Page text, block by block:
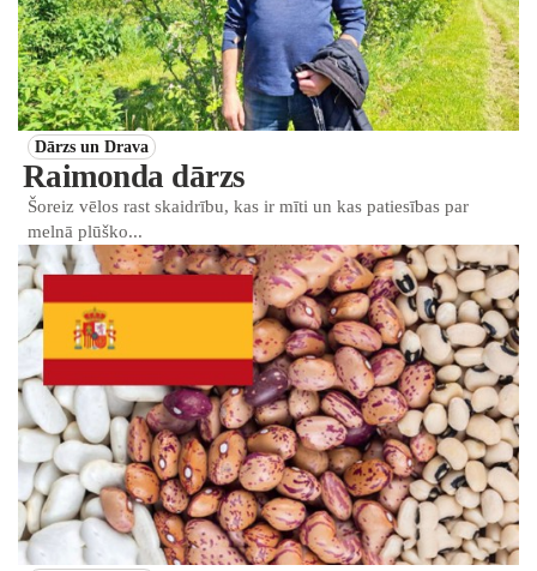
Dārzs un Drava
Raimonda dārzs
Šoreiz vēlos rast skaidrību, kas ir mīti un kas patiesības par
melnā plūško...